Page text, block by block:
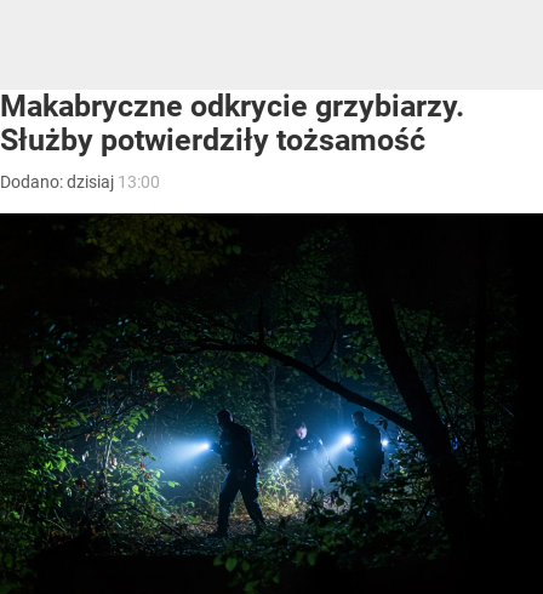
Makabryczne odkrycie grzybiarzy.
Służby potwierdziły tożsamość
Dodano:dzisiaj 13:00